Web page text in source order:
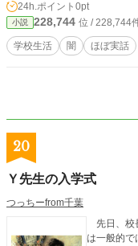
24h.ポイント 0pt
小説 228,744 位 / 228,744
学校生活 闇 ほぼ実話
20
Ｙ先生の入学式
つっちーfrom千葉
先日、校
は一般的で